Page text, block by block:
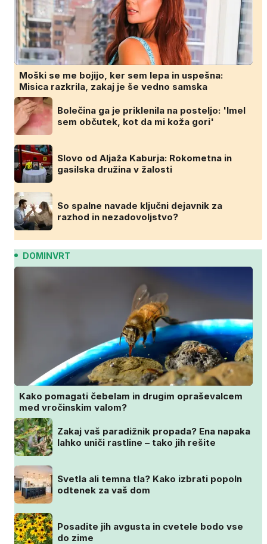
Moški se me bojijo, ker sem lepa in uspešna:
Misica razkrila, zakaj je še vedno samska
Bolečina ga je priklenila na posteljo: 'Imel
sem občutek, kot da mi koža gori'
Slovo od Aljaža Kaburja: Rokometna in
gasilska družina v žalosti
So spalne navade ključni dejavnik za
razhod in nezadovoljstvo?
DOMINVRT
Kako pomagati čebelam in drugim opraševalcem
med vročinskim valom?
Zakaj vaš paradižnik propada? Ena napaka
lahko uniči rastline – tako jih rešite
Svetla ali temna tla? Kako izbrati popoln
odtenek za vaš dom
Posadite jih avgusta in cvetele bodo vse
do zime